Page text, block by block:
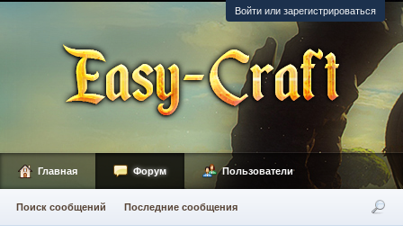
Войти или зарегистрироваться
Главная Форум
Поиск сообщений Последние сообщения
Пользователи